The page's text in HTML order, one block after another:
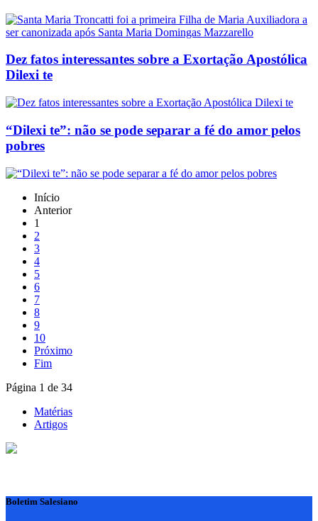
Dez fatos interessantes sobre a Exortação Apostólica
Dilexi te
“Dilexi te”: não se pode separar a fé do amor pelos
pobres
Início
Anterior
1
2
3
4
5
6
7
8
9
10
Próximo
Fim
Página 1 de 34
Matérias
Artigos
Boletim Salesiano